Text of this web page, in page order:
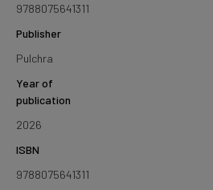
9788075641311
Publisher
Pulchra
Year of
publication
2026
ISBN
9788075641311